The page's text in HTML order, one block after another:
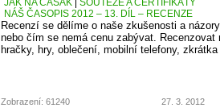
NÁŠ ČASOPIS 2012 – 13. DÍL – RECENZE
Recenzí se dělíme o naše zkušenosti a
nebo čím se nemá cenu zabývat. Recenzovat
hračky, hry, oblečení, mobilní telefony,
Zobrazení: 61240 27. 3. 2012